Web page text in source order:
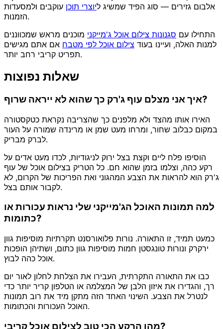
אלבום גזירים — סוג הפיד שמשיג ליוצרי תוכן עוקבים ולמסעדות
הזמנות.
התחילו עם סגנונות צילום אוכל ג'מייקני מוכנים מראש שמכווננים
למנות האלה, ועיינו בעוד צילום אוכל לפי מטבח אם אתם מגישים
תפריט קריבי רחב יותר.
שאלות נפוצות
איך אני מצלם עוף ג'רק כך שהוא לא ייראה שרוף?
האירו אותו מהצד ולא מלפנים כך שהצריבה נקראת כטקסטורה
במקום כבלוב שחור, ומרחו מעט שמן או מרינדה שמורה על העור
לברק מבריק.
הוסיפו פלח ליים וקצת בצל ירוק לניגודיות, לכדו מעט אדים על
רקע כהה, וצלמו בזמן שהוא חם. כל הטריק בצילום אוכל של עוף
ג'רק הוא להראות את הצבע המהגוני ואת הפריכות של הקרום, לא
לקבור אותם בצל.
למה תמונות האוכל הג'מייקני שלי נראות עכורות או
כתומות?
כמעט תמיד, זו התאורה. נורות פלואורסנט תקרתיות מוסיפות גוון
ירקרק ונורות טונגסטן חמות מוסיפות גוון כתום, ושתיהן הופכות
אוכל כהה לבוץ.
כבו את התאורה התקרתית, העבירו את הצלחת לחלון לאור יום
רך, והגדירו את איזון הלבן של המצלמה או הטלפון קריר יותר כדי
לנטרל את הצבע. השינוי האחד הזה מתקן מיד את רוב תמונות
האוכל העכורות והכתומות.
מהו הרקע הכי טוב לצילום אוכל קריבי?